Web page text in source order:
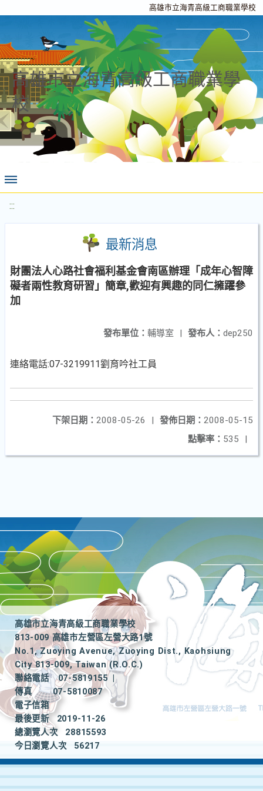
高雄市立海青高級工商職業學校
高雄市立海青高級工商職業學
校
:::
最新消息
財團法人心路社會福利基金會南區辦理「成年心智障
礙者兩性教育研習」簡章,歡迎有興趣的同仁擁躍參
加
發布人： dep250
發布單位： 輔導室 |
連絡電話:07-3219911劉育吟社工員
發佈日期： 2008-05-15
下架日期： 2008-05-26
|
點擊率： 535 |
高雄市立海青高級工商職業學校
813-009 高雄市左營區左營大路1號
No.1, Zuoying Avenue, Zuoying Dist., Kaohsiung
City 813-009, Taiwan (R.O.C.)
聯絡電話
07-5819155
|
傳真
07-5810087
電子信箱
最後更新
2019-11-26
總瀏覽人次
28815593
今日瀏覽人次
56217